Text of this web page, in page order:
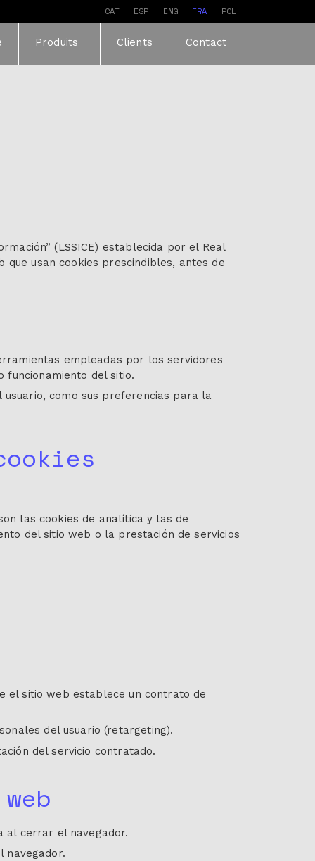
CAT ESP ENG FRA POL
Produits Clients Contact
(LSSICE) establecida por el Real
que usan cookies prescindibles, antes de
empleadas por los servidores
del sitio.
como sus preferencias para la
las cookies de analítica y las de
del sitio web o la prestación de servicios
el sitio web establece un contrato de
del usuario (retargeting).
del servicio contratado.
al cerrar el navegador.
navegador.